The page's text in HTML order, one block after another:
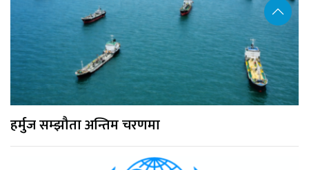
हर्मुज सम्झौता अन्तिम चरणमा